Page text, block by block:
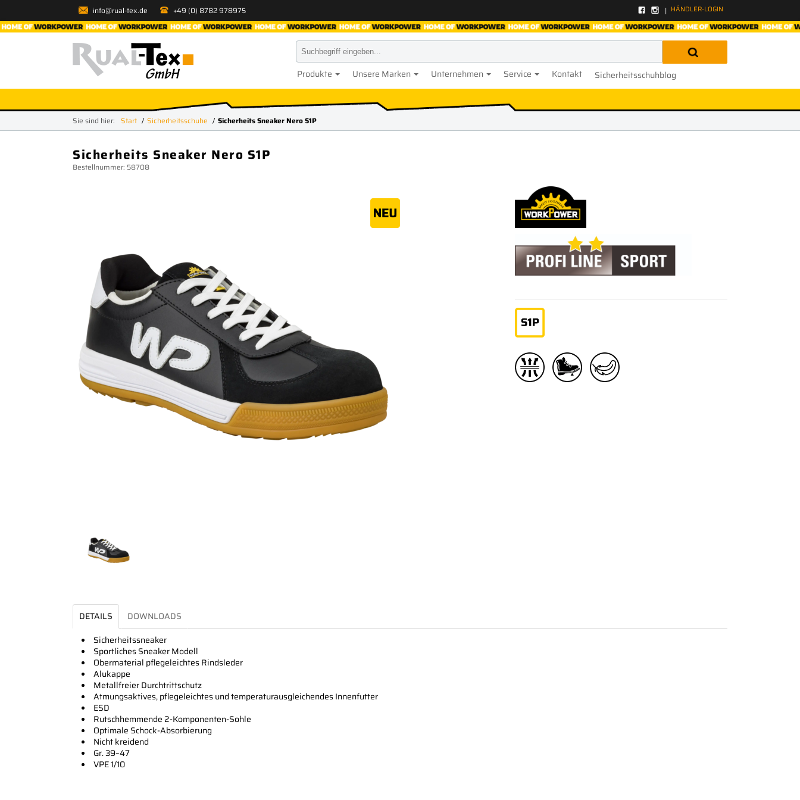
info@rual-tex.de +49 (0) 8782 978975 HÄNDLER-LOGIN
Produkte Unsere Marken Unternehmen Service Kontakt Sicherheitsschuhblog
Sie sind hier: Start Sicherheitsschuhe Sicherheits Sneaker Nero S1P
Sicherheits Sneaker Nero S1P
Bestellnummer: 58708
DETAILS
DOWNLOADS
Sicherheitssneaker
Sportliches Sneaker Modell
Obermaterial pflegeleichtes Rindsleder
Alukappe
Metallfreier Durchtrittschutz
Atmungsaktives, pflegeleichtes und temperaturausgleichendes Innenfutter
ESD
Rutschhemmende 2-Komponenten-Sohle
Optimale Schock-Absorbierung
Nicht kreidend
Gr. 39–47
VPE 1/10